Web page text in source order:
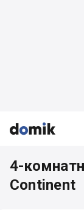



4-
Continent